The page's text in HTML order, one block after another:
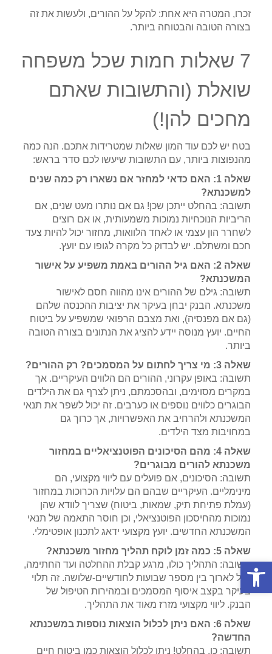
זכרו, המטרה היא אחת: להקל על ההורים, ולעשות את זה
בצורה הטובה והבטוחה ביותר.
7 שאלות חמות שכל משפחה
שואלת (והתשובות שאתם
מחכים להן!)
בטח יש לכם עוד המון שאלות שמטרידות אתכם. הנה כמה
מהנפוצות ביותר, עם התשובות שיעשו לכם סדר בראש:
שאלה 1: האם כדאי למחזר אם נשארו רק כמה שנים
למשכנתא?
תשובה: בהחלט ייתכן שכן! גם אם נותרו מעט שנים, אם
הריביות הנוכחיות נמוכות משמעותית, או אם רוצים
לשחרר הון עצמי או לאחד הלוואות, מחזור יכול להיות צעד
חכם ומשתלם. יש לבדוק כל מקרה לגופו עם יועץ.
שאלה 2: האם גיל ההורים באמת משפיע על אישור
המשכנתא?
תשובה: גילם של ההורים אינו מהווה חסם לאישור
משכנתא. הבנק יבחן בעיקר את יציבות ההכנסה שלהם
(גם אם מפנסיה), ואת מצבם הרפואי שמשפיע על ביטוח
החיים. יועץ מנוסה יידע להציג את הנתונים בצורה הטובה
ביותר.
שאלה 3: מי צריך לחתום על המסמכים? רק ההורים?
תשובה: באופן עקרוני, ההורים הם הלווים העיקריים. אך
במקרים מסוימים, ובהסכמתם, ניתן לצרף גם את הילדים
הבוגרים כלווים נוספים או כערבים. זה יכול לשפר את תנאי
המשכנתא ולהרחיב את האפשרויות, אך כרוך גם
במחויבות מצד הילדים.
שאלה 4: מהם הסיכונים הפוטנציאליים במחזור
משכנתא להורים מבוגרים?
תשובה: הסיכונים, אם פועלים עם ליווי מקצועי, הם
מינימליים. העיקריים שבהם הם עלויות הכרוכות במחזור
(עמלת פתיחת תיק, שמאות, ביטוח) שצריך לוודא שהן
נמוכות מהחיסכון הפוטנציאלי, וכן חוסר התאמה של תנאי
המשכנתא החדשים. יועץ מקצועי ידאג לתכנון אופטימלי.
שאלה 5: כמה זמן לוקח תהליך מחזור משכנתא?
תשובה: התהליך כולו, מרגע קבלת ההחלטה ועד החתימה,
יכול לארוך בין מספר שבועות לחודשיים-שלושה. זה תלוי
בעיקר בקצב איסוף המסמכים ובמהירות הטיפול של
הבנק. ליווי מקצועי מזרז מאוד את התהליך.
שאלה 6: האם ניתן לכלול הוצאות נוספות במשכנתא
החדשה?
תשובה: כן, בהחלט! ניתן לכלול הוצאות כמו ביטוח חיים
פתח סרגל נגישות